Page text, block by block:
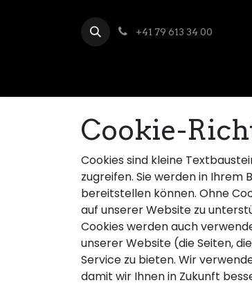
+41 79 613 34 00
Cookie-
Cookies sind kleine
zugreifen. Sie werden in
bereitstellen können. Ohne
auf unserer Website zu
Cookies werden auch
unserer Website (die Seiten,
Service zu bieten. Wir
damit wir Ihnen in Zukunft